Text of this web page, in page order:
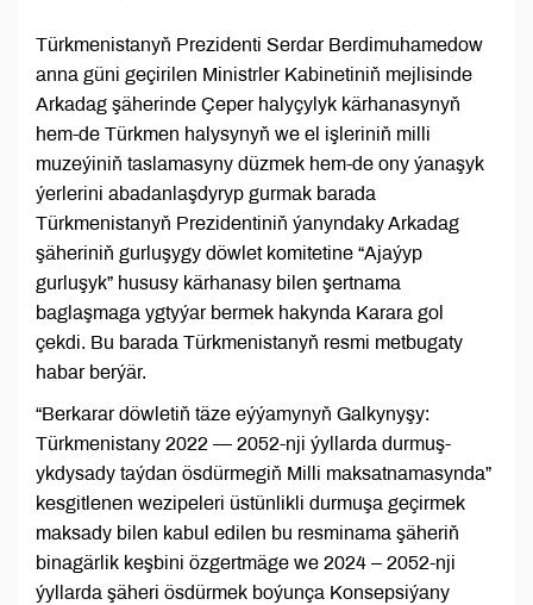
Türkmenistanyň Prezidenti Serdar Berdimuhamedow
anna güni geçirilen Ministrler Kabinetiniň mejlisinde
Arkadag şäherinde Çeper halyçylyk kärhanasynyň
hem-de Türkmen halysynyň we el işleriniň milli
muzeýiniň taslamasyny düzmek hem-de ony ýanaşyk
ýerlerini abadanlaşdyryp gurmak barada
Türkmenistanyň Prezidentiniň ýanyndaky Arkadag
şäheriniň gurluşygy döwlet komitetine “Ajaýyp
gurluşyk” hususy kärhanasy bilen şertnama
baglaşmaga ygtyýar bermek hakynda Karara gol
çekdi. Bu barada Türkmenistanyň resmi metbugaty
habar berýär.
“Berkarar döwletiň täze eýýamynyň Galkynyşy:
Türkmenistany 2022 — 2052-nji ýyllarda durmuş-
ykdysady taýdan ösdürmegiň Milli maksatnamasynda”
kesgitlenen wezipeleri üstünlikli durmuşa geçirmek
maksady bilen kabul edilen bu resminama şäheriň
binagärlik keşbini özgertmäge we 2024 – 2052-nji
ýyllarda şäheri ösdürmek boýunça Konsepsiýany